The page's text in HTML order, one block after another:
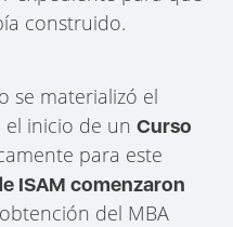
construido.
se materializó el
el inicio de unCurso
para este
ISAM comenzaron
del MBA